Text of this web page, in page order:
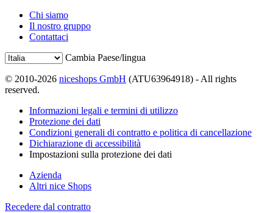
Chi siamo
Il nostro gruppo
Contattaci
Cambia Paese/lingua
© 2010-2026 niceshops GmbH (ATU63964918) - All rights
reserved.
Informazioni legali e termini di utilizzo
Protezione dei dati
Condizioni generali di contratto e politica di cancellazione
Dichiarazione di accessibilità
Impostazioni sulla protezione dei dati
Azienda
Altri nice Shops
Recedere dal contratto